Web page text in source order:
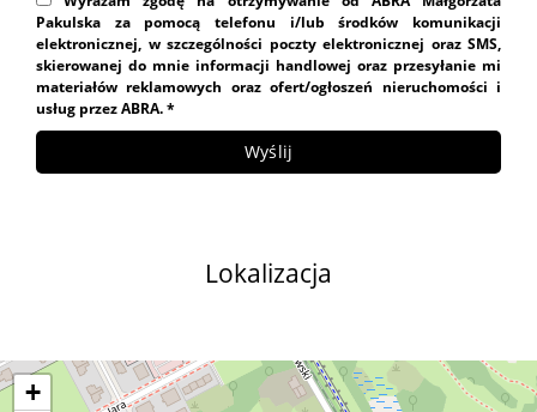
Pakulska za pomocą telefonu i/lub środków komunikacji
elektronicznej, w szczególności poczty elektronicznej oraz SMS,
skierowanej do mnie informacji handlowej oraz przesyłanie mi
materiałów reklamowych oraz ofert/ogłoszeń nieruchomości i
usług przez ABRA. *
Lokalizacja
+